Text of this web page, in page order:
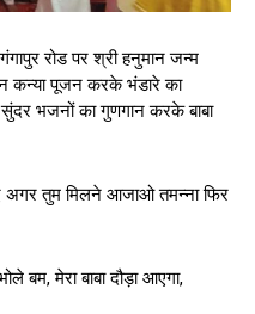
रोड पर श्री हनुमान जन्म
कन्या पूजन करके भंडारे का
सुंदर भजनों का गुणगान करके बाबा
अगर तुम मिलने आजाओ तमन्ना फिर
बम, मेरा बाबा दौड़ा आएगा,